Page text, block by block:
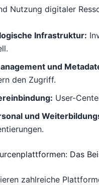
Nutzung digitaler
Infrastruktur:
und
den Zugriff.
User-
und
Das
zahlreiche